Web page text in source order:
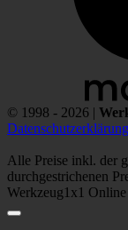
© 1998 - 2026 |
Datenschutzerklärung
Alle Preise inkl. der
durchgestrichenen
Werkzeug1x1 Online